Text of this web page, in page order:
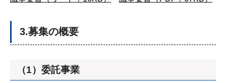
3.募集の概要
（1）委託事業